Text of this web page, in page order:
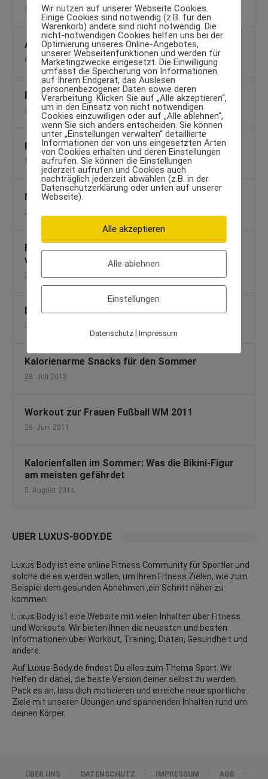
31. Juli 2014
Abnehmen ohne zu Hungern!
6. August 2009
Effektives Gesundheitstraining
3. Juli 2009
Rauchstopp ohne Gewichtszunahme
7. August 2012
MMA Fighter Trainingstipps
29. März 2010
Fit mit Jawbone: Was kann das Fitnessarmband
wirklich?
27. November 2014
Die 10 kalorienreichsten Getränke
3. August 2009
Kalorienarme Snacks für den Sommer
28. Juli 2012
Workout zur Frauen Fußball WM 2011
26. Juni 2011
Kalorienfallen im Sommer: Was die Bikini-Figur
am meisten gefährdet
5. August 2014
ÜBER LUXUS-BODY.DE
Luxus Body ist eine online Fitness Community für Sportler und
solche die es werden wollen, um Ihren Fitness Zielen, wie zum
Beispiel dem gesunden Abnehmen ,ein Schritt näher zu
kommen.
Luxus Body ist eine Website mit vielen Inhalten über Fitness
und Workouts . Wir bieten Ihnen die neuesten und besten
Informationen über Workout, Training, Diäten, Gesundheit und
andere.
Auf Luxus-Body.de findest Du alles zum Thema Sport. Wir
helfen dir dabei, die beste Version deiner selbst zu werden.
Pack es an, lass dich motivieren und erreiche neue sportliche
Ziele mit unseren Übungen und spannenden Inhalten rund um
deinen Körper.
ÜBER UNS DATENSCHUTZ IMPRESSUM AGB
Wir nutzen auf unserer Webseite Cookies.
Einige Cookies sind notwendig (z.B. für den
Warenkorb) andere sind nicht notwendig. Die
nicht-notwendigen Cookies helfen uns bei der
Optimierung unseres Online-Angebotes,
unserer Webseitenfunktionen und werden für
Marketingzwecke eingesetzt. Die Einwilligung
umfasst die Speicherung von Informationen
auf Ihrem Endgerät, das Auslesen
personenbezogener Daten sowie deren
Verarbeitung. Klicken Sie auf „Alle akzeptieren“,
um in den Einsatz von nicht notwendigen
Cookies einzuwilligen oder auf „Alle ablehnen“,
wenn Sie sich anders entscheiden. Sie können
unter „Einstellungen verwalten“ detaillierte
Informationen der von uns eingesetzten Arten
von Cookies erhalten und deren Einstellungen
aufrufen. Sie können die Einstellungen
jederzeit aufrufen und Cookies auch
nachträglich jederzeit abwählen (z.B. in der
Datenschutzerklärung oder unten auf unserer
Webseite).
Alle akzeptieren
Alle ablehnen
Einstellungen
Datenschutz |Impressum